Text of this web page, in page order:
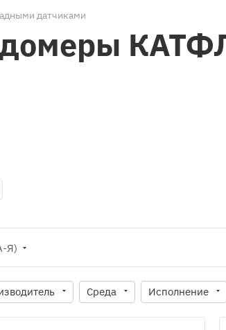
датчиками
Я)
Среда Исполнение